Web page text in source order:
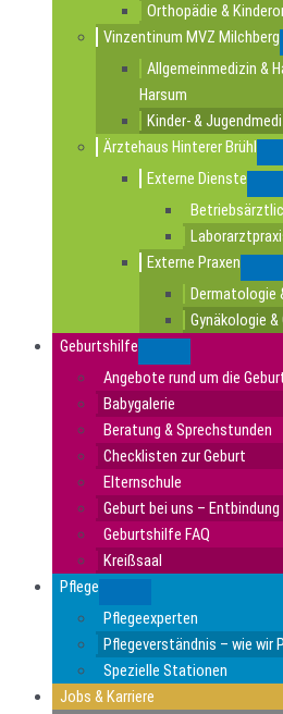
Orthopädie &
Vinzentinum MVZ Milchberg
Allgemeinmedizin &
Harsum
Kinder- &
Ärztehaus Hinterer Brühl
Externe Dienste
Externe Praxen
Dermatologie
Gynäkologie
Geburtshilfe
Angebote rund um die
Babygalerie
Beratung & Sprechstunden
Checklisten zur Geburt
Elternschule
Geburt bei uns – Entbindung
Geburtshilfe FAQ
Kreißsaal
Pflege
Pflegeexperten
Pflegeverständnis – wie wir
Spezielle Stationen
Jobs & Karriere